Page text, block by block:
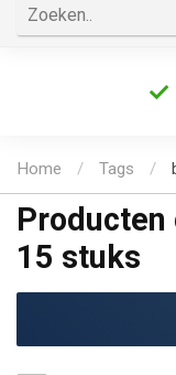
Home / Tags /
15 stuks